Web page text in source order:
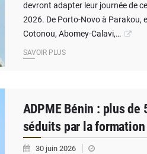
devront adapter leur journée de
2026. De Porto-Novo à Parakou,
Cotonou, Abomey-Calavi,…
SAVOIR PLUS
ADPME Bénin : plus de
séduits par la
30 juin 2026